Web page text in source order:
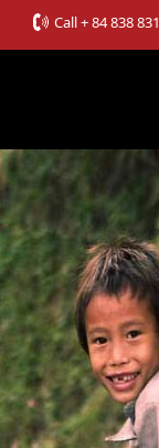
Call+ 84 838